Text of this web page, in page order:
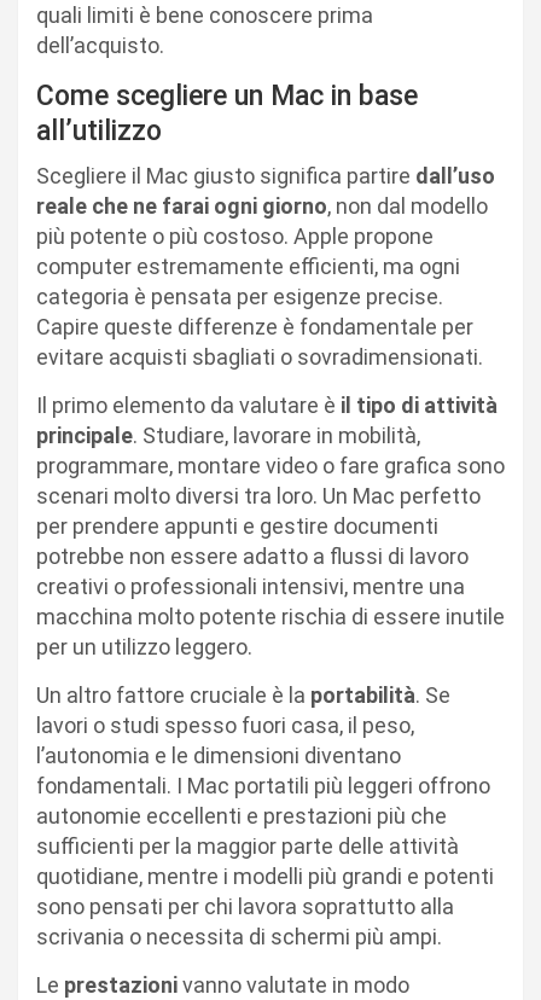
quali limiti è bene conoscere prima
dell’acquisto.
Come scegliere un Mac in base
all’utilizzo
Scegliere il Mac giusto significa partire dall’uso
reale che ne farai ogni giorno, non dal modello
più potente o più costoso. Apple propone
computer estremamente efficienti, ma ogni
categoria è pensata per esigenze precise.
Capire queste differenze è fondamentale per
evitare acquisti sbagliati o sovradimensionati.
Il primo elemento da valutare è il tipo di attività
principale. Studiare, lavorare in mobilità,
programmare, montare video o fare grafica sono
scenari molto diversi tra loro. Un Mac perfetto
per prendere appunti e gestire documenti
potrebbe non essere adatto a flussi di lavoro
creativi o professionali intensivi, mentre una
macchina molto potente rischia di essere inutile
per un utilizzo leggero.
Un altro fattore cruciale è la portabilità. Se
lavori o studi spesso fuori casa, il peso,
l’autonomia e le dimensioni diventano
fondamentali. I Mac portatili più leggeri offrono
autonomie eccellenti e prestazioni più che
sufficienti per la maggior parte delle attività
quotidiane, mentre i modelli più grandi e potenti
sono pensati per chi lavora soprattutto alla
scrivania o necessita di schermi più ampi.
Le prestazionivanno valutate in modo